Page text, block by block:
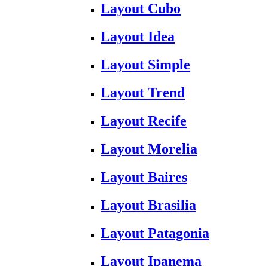
Layout Cubo
Layout Idea
Layout Simple
Layout Trend
Layout Recife
Layout Morelia
Layout Baires
Layout Brasilia
Layout Patagonia
Layout Ipanema